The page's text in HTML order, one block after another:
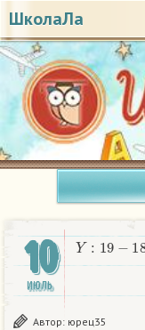
ШколаЛа
10
ИЮЛЬ
Y:19−18
Автор: юрец35